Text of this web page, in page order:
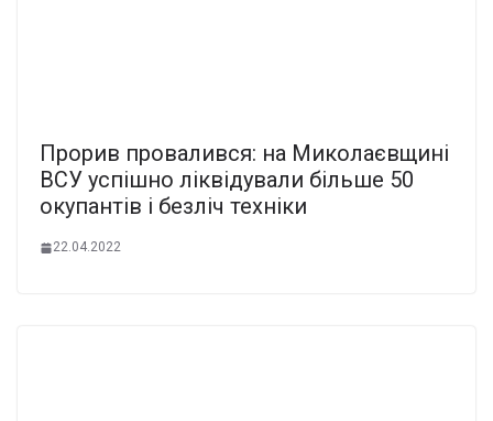
Прорив провалився: на Миколаєвщині
ВСУ успішно ліквідували більше 50
окупантів і безліч техніки
22.04.2022